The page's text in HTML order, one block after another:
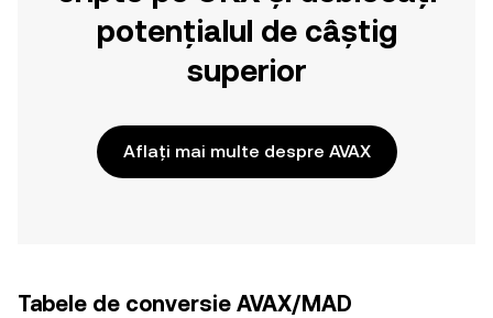
potențialul de câștig
superior
Aflați mai multe despre AVAX
Tabele de conversie AVAX/MAD